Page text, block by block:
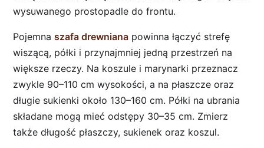
wysuwanego prostopadle do frontu.
Pojemnaszafa drewniana powinna łączyć strefę
wiszącą, półki i przynajmniej jedną przestrzeń na
większe rzeczy. Na koszule i marynarki przeznacz
zwykle 90–110 cm wysokości, a na płaszcze oraz
długie sukienki około 130–160 cm. Półki na ubrania
składane mogą mieć odstępy 30–35 cm. Zmierz
także długość płaszczy, sukienek oraz koszul.